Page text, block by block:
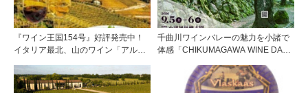
『ワイン王国154号』好評発売中！
イタリア最北、山のワイン「アル
エが偏愛するシャンパーニュ」第二
特集「この夏の主役！ ナチュラルな
千曲川ワインバレーの魅力を小諸で
体感「CHIKUMAGAWA WINE DAYS